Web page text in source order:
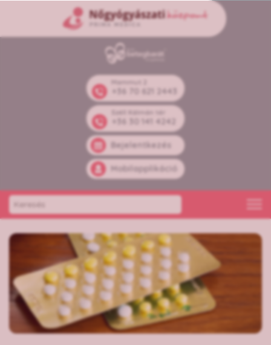
Mammut 2
+36 70 621 2443
Széll Kálmán tér
+36 30 141 4242
Bejelentkezés
Mobilapplikáció